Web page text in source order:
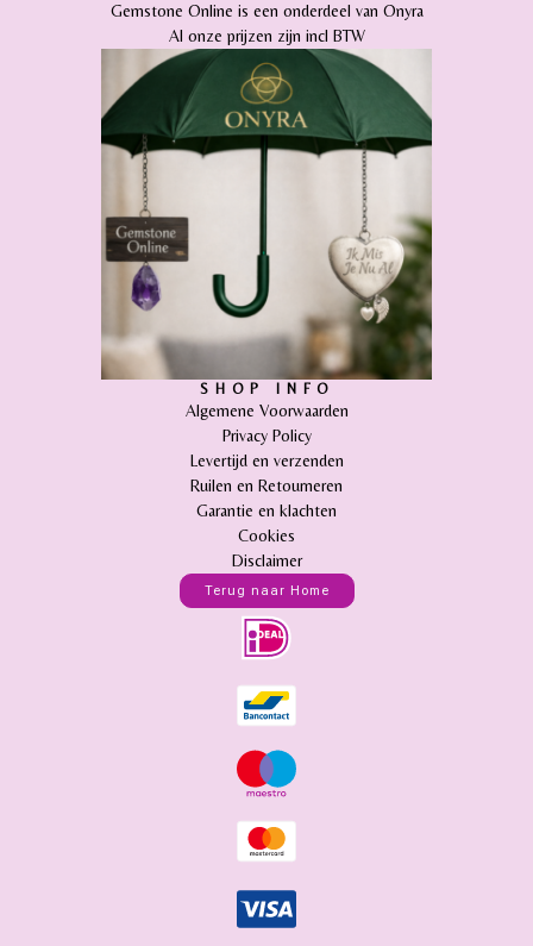
Gemstone Online is een onderdeel van Onyra
Al onze prijzen zijn incl BTW
SHOP INFO
Algemene Voorwaarden
Privacy Policy
Levertijd en verzenden
Ruilen en Retourneren
Garantie en klachten
Cookies
Disclaimer
Terug naar Home